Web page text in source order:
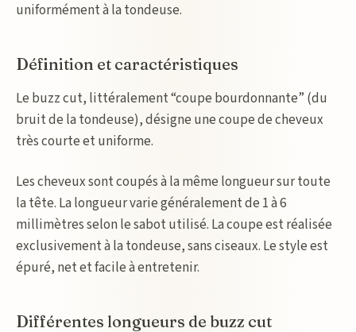
uniformément à la tondeuse.
Définition et caractéristiques
Le buzz cut, littéralement “coupe bourdonnante” (du
bruit de la tondeuse), désigne une coupe de cheveux
très courte et uniforme.
Les cheveux sont coupés à la même longueur sur toute
la tête. La longueur varie généralement de 1 à 6
millimètres selon le sabot utilisé. La coupe est réalisée
exclusivement à la tondeuse, sans ciseaux. Le style est
épuré, net et facile à entretenir.
Différentes longueurs de buzz cut